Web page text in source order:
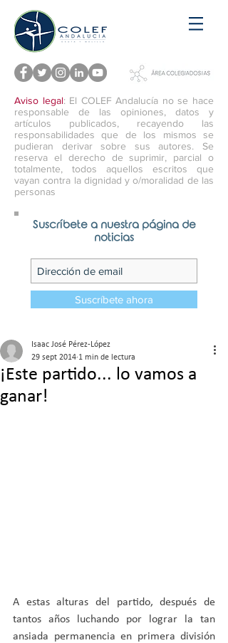
Aviso legal: El COLEF Andalucía no se hace
responsable de las opiniones, datos y
artículos publicados, recayendo las
responsabilidades que de los mismos se
pudieran derivar sobre sus autores. Se
reserva el derecho de suprimir, parcial o
totalmente, todos aquellos escritos que
vayan contra la dignidad y o/moralidad de las
personas
Suscríbete a nuestra página de
noticias
Suscríbete ahora
¡Este partido... lo vamos a
ganar!
Isaac José Pérez-López
29 sept 2014 1 min de lectura
A estas alturas del partido, después de
tantos años luchando por lograr la tan
ansiada permanencia en primera división